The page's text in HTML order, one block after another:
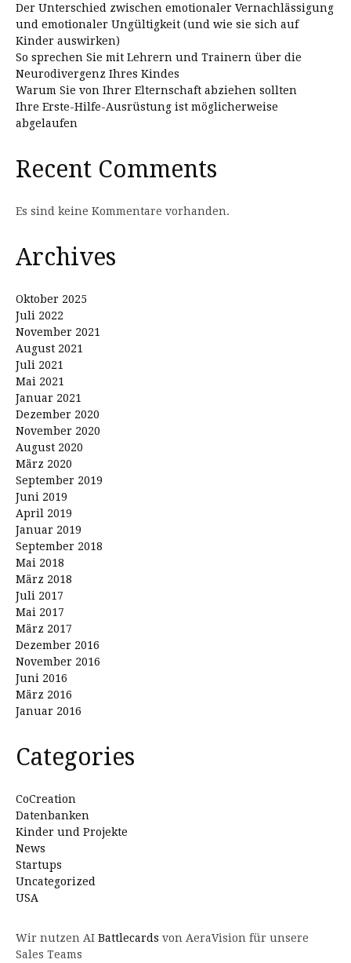
Der Unterschied zwischen emotionaler Vernachlässigung
und emotionaler Ungültigkeit (und wie sie sich auf
Kinder auswirken)
So sprechen Sie mit Lehrern und Trainern über die
Neurodivergenz Ihres Kindes
Warum Sie von Ihrer Elternschaft abziehen sollten
Ihre Erste-Hilfe-Ausrüstung ist möglicherweise
abgelaufen
Recent Comments
Es sind keine Kommentare vorhanden.
Archives
Oktober 2025
Juli 2022
November 2021
August 2021
Juli 2021
Mai 2021
Januar 2021
Dezember 2020
November 2020
August 2020
März 2020
September 2019
Juni 2019
April 2019
Januar 2019
September 2018
Mai 2018
März 2018
Juli 2017
Mai 2017
März 2017
Dezember 2016
November 2016
Juni 2016
März 2016
Januar 2016
Categories
CoCreation
Datenbanken
Kinder und Projekte
News
Startups
Uncategorized
USA
Wir nutzen AI Battlecards von AeraVision für unsere
Sales Teams